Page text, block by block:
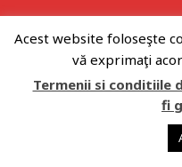
Acest website foloseşte
vă exprimaţi
Termenii si conditiile
fi